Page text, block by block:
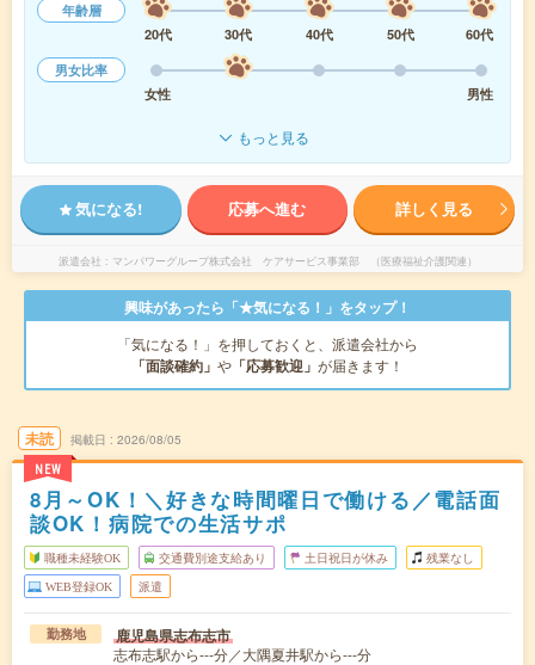
年齢層
20代
30代 40代 50代
60代
男女比率
女性
男性
もっと見る
気になる! 応募へ進む 詳しく見る
派遣会社 マンパワーグループ株式会社 ケアサービス事業部 （医療福祉介護関連）
興味があったら「★気になる！」をタップ！
「気になる！」を押しておくと、派遣会社から
「面談確約」 や 「応募歓迎」 が届きます！
未読
NEW
掲載日 2026/08/05
8月～OK！＼好きな時間曜日で働ける／電話面
談OK！病院での生活サポ
職種未経験OK 交通費別途支給あり 土日祝日が休み 残業なし
WEB登録OK 派遣
勤務地 鹿児島県志布志市
志布志駅から---分／大隅夏井駅から---分